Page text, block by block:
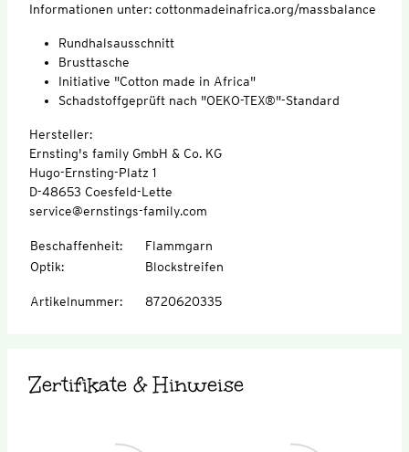
Informationen unter: cottonmadeinafrica.org/massbalance
Rundhalsausschnitt
Brusttasche
Initiative "Cotton made in Africa"
Schadstoffgeprüft nach "OEKO-TEX®"-Standard
Hersteller:
Ernsting's family GmbH & Co. KG
Hugo-Ernsting-Platz 1
D-48653 Coesfeld-Lette
service@ernstings-family.com
Beschaffenheit:
Flammgarn
Optik: Blockstreifen
Artikelnummer: 8720620335
Zertifikate & Hinweise